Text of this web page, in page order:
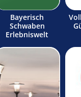
Bayerisch
Schwaben
Erlebniswelt